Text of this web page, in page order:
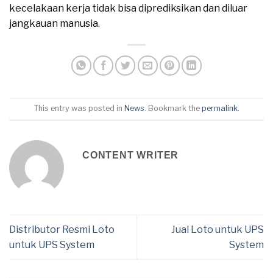
kecelakaan kerja tidak bisa diprediksikan dan diluar
jangkauan manusia.
This entry was posted in News. Bookmark the permalink.
CONTENT WRITER
Distributor Resmi Loto
untuk UPS System
Jual Loto untuk UPS
System